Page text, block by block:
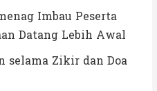
Imbau Peserta
Datang Lebih Awal
selama Zikir dan Doa